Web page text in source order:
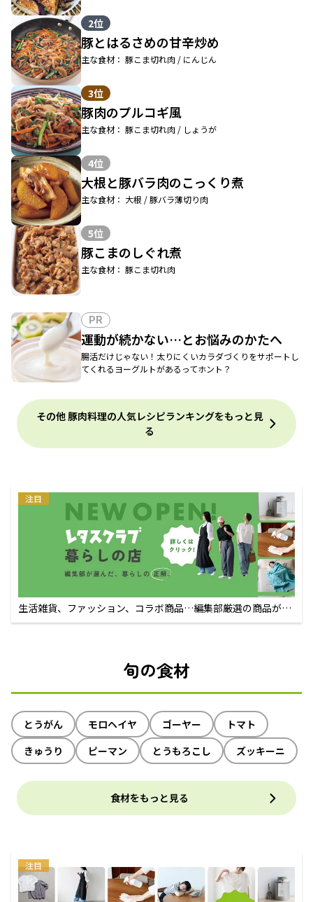
2位
豚とはるさめの甘辛炒め
主な食材： 豚こま切れ肉 / にんじん
3位
豚肉のプルコギ風
主な食材： 豚こま切れ肉 / しょうが
4位
大根と豚バラ肉のこっくり煮
主な食材： 大根 / 豚バラ薄切り肉
5位
豚こまのしぐれ煮
主な食材： 豚こま切れ肉
PR
運動が続かない…とお悩みのかたへ
腸活だけじゃない！太りにくいカラダづくりをサポートし
てくれるヨーグルトがあるってホント？
その他 豚肉料理の人気レシピランキングをもっと見
る
注目
生活雑貨、ファッション、コラボ商品…編集部厳選の商品が買
えるECサイト
旬の食材
とうがん モロヘイヤ ゴーヤー
トマト
きゅうり
ピーマン とうもろこし ズッキーニ
食材をもっと見る
注目